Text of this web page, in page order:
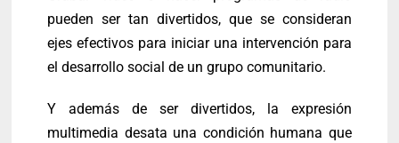
pueden ser tan divertidos, que se consideran
ejes efectivos para iniciar una intervención para
el desarrollo social de un grupo comunitario.
Y además de ser divertidos, la expresión
multimedia desata una condición humana que